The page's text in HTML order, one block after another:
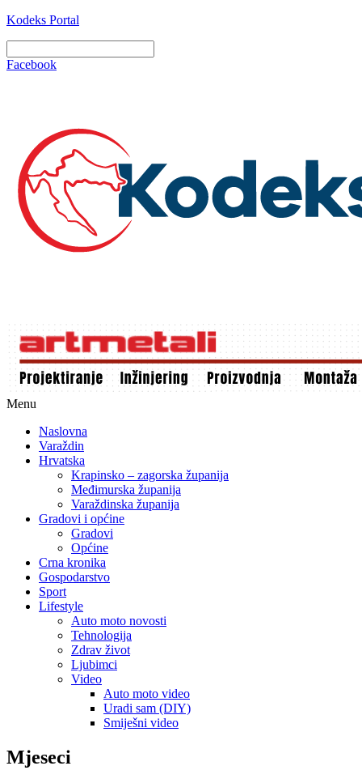
Kodeks Portal
Facebook
Menu
Naslovna
Varaždin
Hrvatska
Krapinsko – zagorska županija
Međimurska županija
Varaždinska županija
Gradovi i općine
Gradovi
Općine
Crna kronika
Gospodarstvo
Sport
Lifestyle
Auto moto novosti
Tehnologija
Zdrav život
Ljubimci
Video
Auto moto video
Uradi sam (DIY)
Smiješni video
Mjeseci